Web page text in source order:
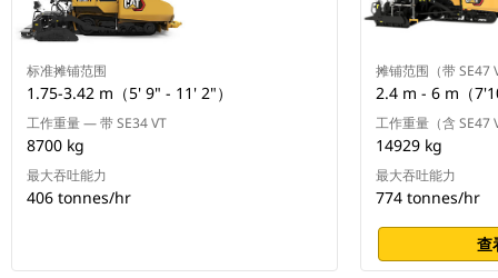
标准摊铺范围
1.75-3.42 m（5' 9" - 11' 2"）
工作重量 — 带 SE34 VT
8700 kg
最大吞吐能力
406 tonnes/hr
摊铺范围（带 SE47
2.4 m - 6 m（
工作重量（含 SE47
14929 kg
最大吞吐能力
774 tonnes/hr
查